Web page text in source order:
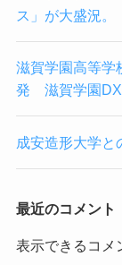
ス」が大盛況。
滋賀学園高等学
発 滋賀学園
成安造形大学と
最近のコメント
表示できるコメ